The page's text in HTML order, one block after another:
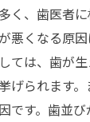
く、歯医者
悪くなる原
ては、歯が
げられます
です。歯並